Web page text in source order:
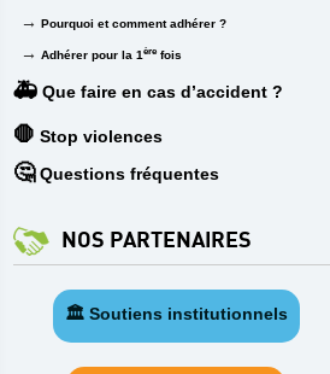
→ Pourquoi et comment adhérer ?
→ Adhérer pour la 1 èrefois
🚑 Que faire en cas d’accident ?
🛑 Stop violences
🤔Questions fréquentes
NOS PARTENAIRES
🏛️ Soutiens institutionnels